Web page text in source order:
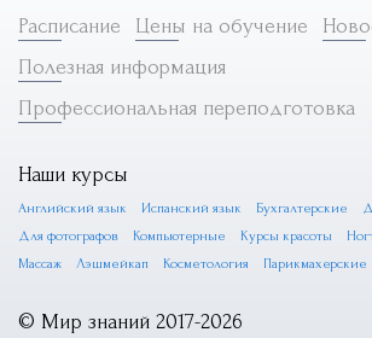
Расписание
Цены на обучение
Полезная информация
Профессиональная переподготовка
Наши курсы
Английский язык Испанский язык Бухгалтерские
Для фотографов
Компьютерные Курсы красоты
Массаж
Лэшмейкап Косметология Парикмахерские
© Мир знаний 2017-2026